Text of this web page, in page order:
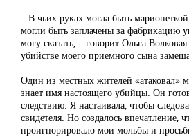
– В чьих руках могла быть
могли быть заплачены за фабрикацию
могу сказать, – говорит Ольга
убийстве моего приемного сына
Один из местных жителей «атаковал»
знает имя настоящего убийцы. Он
следствию. Я настаивала, чтобы
свидетеля. Но создалось впечатление,
проигнорировало мои мольбы и